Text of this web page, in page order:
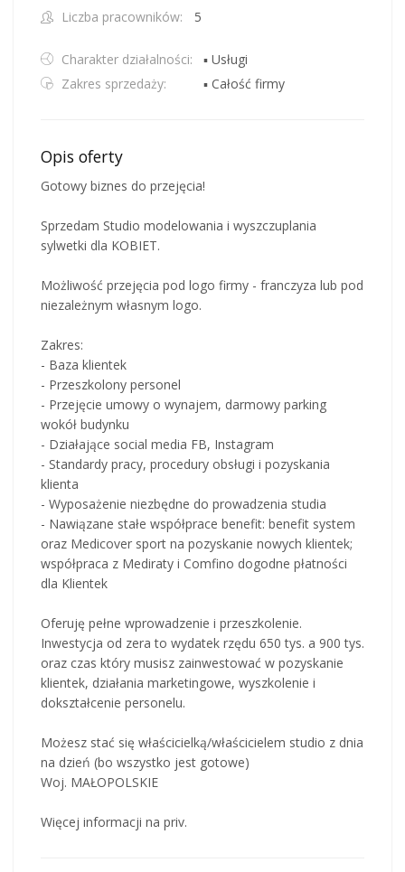
Liczba pracowników:
5
Charakter działalności:
▪ Usługi
Zakres sprzedaży:
▪ Całość firmy
Opis oferty
Gotowy biznes do przejęcia!
Sprzedam Studio modelowania i wyszczuplania
sylwetki dla KOBIET.
Możliwość przejęcia pod logo firmy - franczyza lub pod
niezależnym własnym logo.
Zakres:
- Baza klientek
- Przeszkolony personel
- Przejęcie umowy o wynajem, darmowy parking
wokół budynku
- Działające social media FB, Instagram
- Standardy pracy, procedury obsługi i pozyskania
klienta
- Wyposażenie niezbędne do prowadzenia studia
- Nawiązane stałe współprace benefit: benefit system
oraz Medicover sport na pozyskanie nowych klientek;
współpraca z Mediraty i Comfino dogodne płatności
dla Klientek
Oferuję pełne wprowadzenie i przeszkolenie.
Inwestycja od zera to wydatek rzędu 650 tys. a 900 tys.
oraz czas który musisz zainwestować w pozyskanie
klientek, działania marketingowe, wyszkolenie i
dokształcenie personelu.
Możesz stać się właścicielką/właścicielem studio z dnia
na dzień (bo wszystko jest gotowe)
Woj. MAŁOPOLSKIE
Więcej informacji na priv.